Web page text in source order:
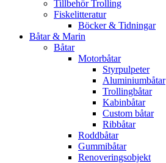
Tillbehör Trolling
Fiskelitteratur
Böcker & Tidningar
Båtar & Marin
Båtar
Motorbåtar
Styrpulpeter
Aluminiumbåtar
Trollingbåtar
Kabinbåtar
Custom båtar
Ribbåtar
Roddbåtar
Gummibåtar
Renoveringsobjekt